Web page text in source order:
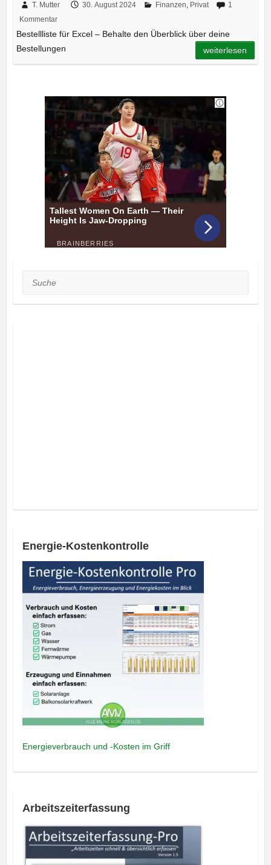
T. Mutter 30. August 2024 Finanzen, Privat
1
Kommentar
Bestellliste für Excel – Behalte den Überblick über deine
Bestellungen
weiterlesen
Suche
Energie-Kostenkontrolle
Energieverbrauch und -Kosten im Griff
Arbeitszeiterfassung